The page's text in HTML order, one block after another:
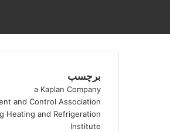
برچسب
a Kaplan Company
and Control Association
Heating and Refrigeration
Institute